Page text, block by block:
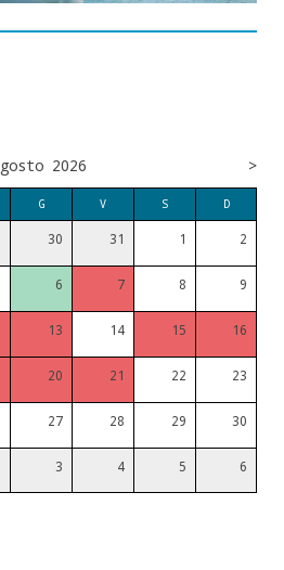
2026 >
G V S D
30 31 1 2
6 7 8 9
13 14 15 16
20 21 22 23
27 28 29 30
3 4 5 6